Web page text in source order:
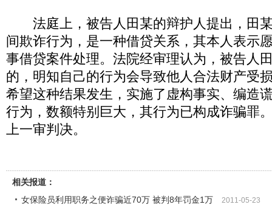
法庭上，被告人田某的辩护人提出，田
间欺诈行为，是一种借贷关系，其本人表示
事借贷案件处理。法院经审理认为，被告人
的，明知自己的行为会导致他人合法财产受
希望这种结果发生，实施了虚构事实、编造
行为，数额特别巨大，其行为已构成诈骗罪
上一审判决。
相关报道：
女保险员利用职务之便诈骗近70万 被判8年罚金1万
2011-05-23